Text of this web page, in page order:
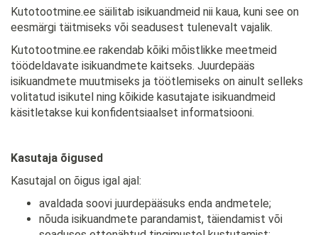
Kutotootmine.ee säilitab isikuandmeid nii kaua, kuni see on
eesmärgi täitmiseks või seadusest tulenevalt vajalik.
Kutotootmine.ee rakendab kõiki mõistlikke meetmeid
töödeldavate isikuandmete kaitseks. Juurdepääs
isikuandmete muutmiseks ja töötlemiseks on ainult selleks
volitatud isikutel ning kõikide kasutajate isikuandmeid
käsitletakse kui konfidentsiaalset informatsiooni.
Kasutaja õigused
Kasutajal on õigus igal ajal:
avaldada soovi juurdepääsuks enda andmetele;
nõuda isikuandmete parandamist, täiendamist või